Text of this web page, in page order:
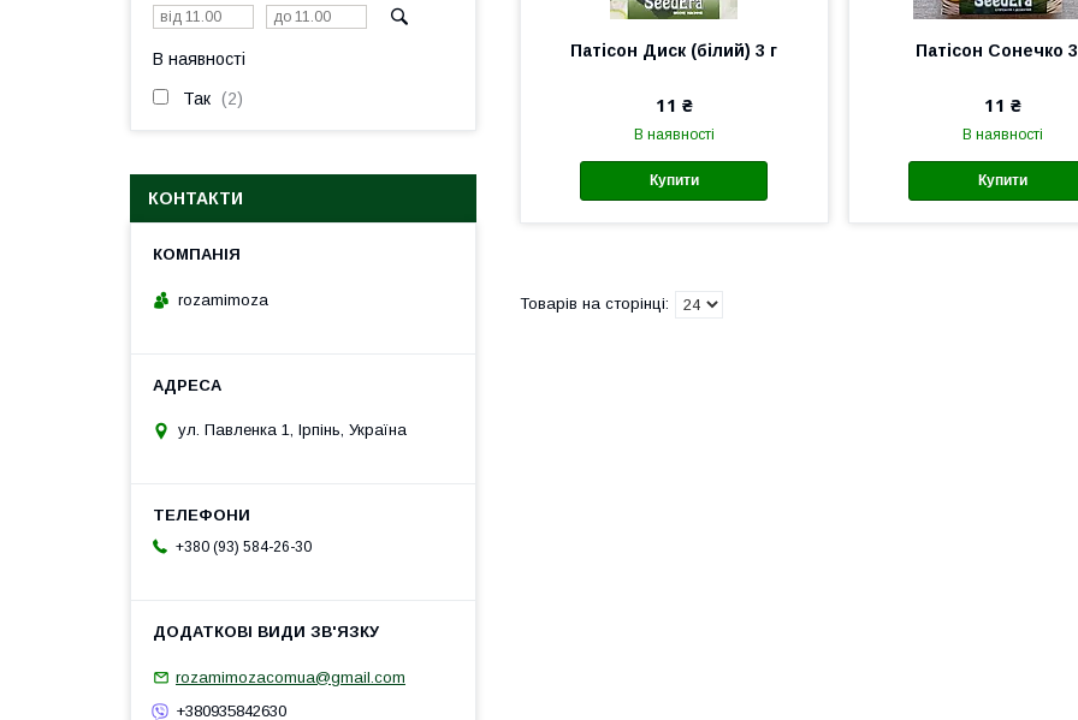
Патісон Диск (білий) 3 г
11 ₴
В наявності
Купити
Патісон Сонечко
11 ₴
В наявності
Купити
В наявності
Так 2
КОНТАКТИ
rozamimoza
ул. Павленка 1, Ірпінь, Україна
+380 (93) 584-26-30
rozamimozacomua@gmail.com
+380935842630